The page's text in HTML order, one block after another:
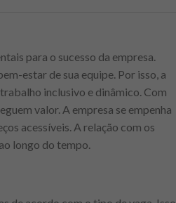
para o sucesso da empresa.
estar de sua equipe. Por isso, a
inclusivo e dinâmico. Com
valor. A empresa se empenha
acessíveis. A relação com os
longo do tempo.